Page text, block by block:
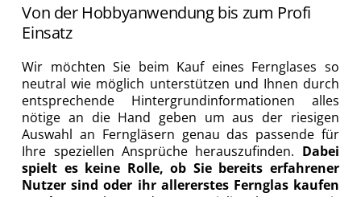
Von der Hobbyanwendung bis zum Profi
Einsatz
Wir möchten Sie beim Kauf eines Fernglases so
neutral wie möglich unterstützen und Ihnen durch
entsprechende Hintergrundinformationen alles
nötige an die Hand geben um aus der riesigen
Auswahl an Ferngläsern genau das passende für
Ihre speziellen Ansprüche herauszufinden. Dabei
spielt es keine Rolle, ob Sie bereits erfahrener
Nutzer sind oder ihr allererstes Fernglas kaufen